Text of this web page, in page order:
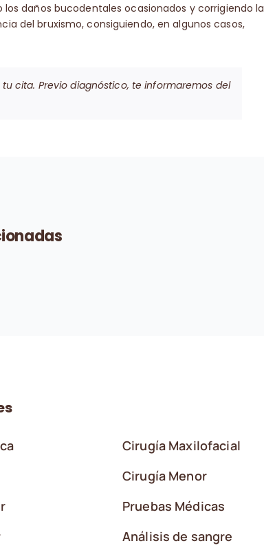
daños bucodentales ocasionados y corrigiendo la
del bruxismo, consiguiendo, en algunos casos,
cita. Previo diagnóstico, te informaremos del
Cirugía Maxilofacial
Cirugía Menor
Pruebas Médicas
Análisis de sangre